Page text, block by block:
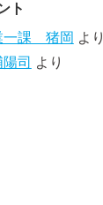
ト
一課 猪岡 より
司 より